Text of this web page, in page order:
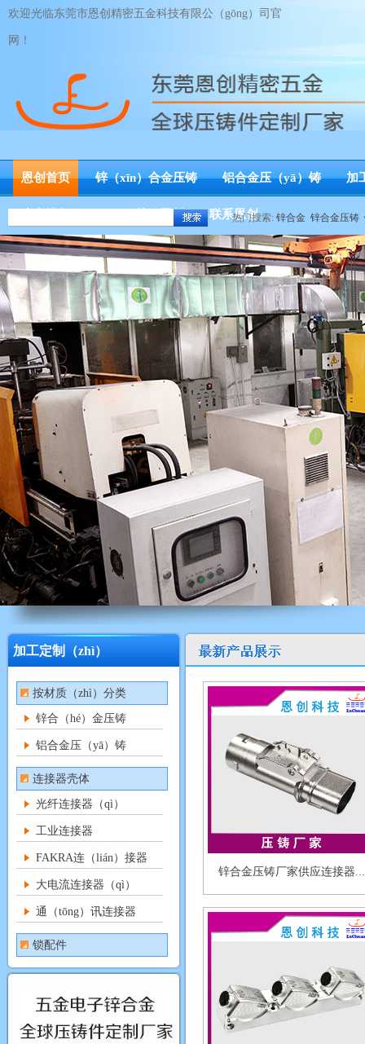
欢迎光临东莞市恩创精密五金科技有限公（gōng）司官
网！
恩创首页 锌（xīn）合金压铸 铝合金压（yā）铸 加
关于恩创 联系恩创
热门搜索: 锌合金 锌合金压铸
加工定制（zhì）
按材质（zhì）分类
锌合（hé）金压铸
铝合金压（yā）铸
连接器壳体
光纤连接器（qì）
工业连接器
FAKRA连（lián）接器
大电流连接器（qì）
通（tōng）讯连接器
锁配件
锌合金压铸厂家供应连接器...